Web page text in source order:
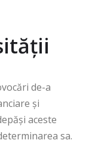
de-a
și
aceste
sa.